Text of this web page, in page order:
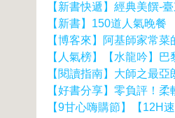
【新書快遞】經典美饌-
【新書】150道人氣晚餐
【博客來】阿基師家常菜
【人氣榜】【水龍吟】
【閱讀指南】大師之最
【好書分享】零負評！
【9甘心嗨購節】【12H